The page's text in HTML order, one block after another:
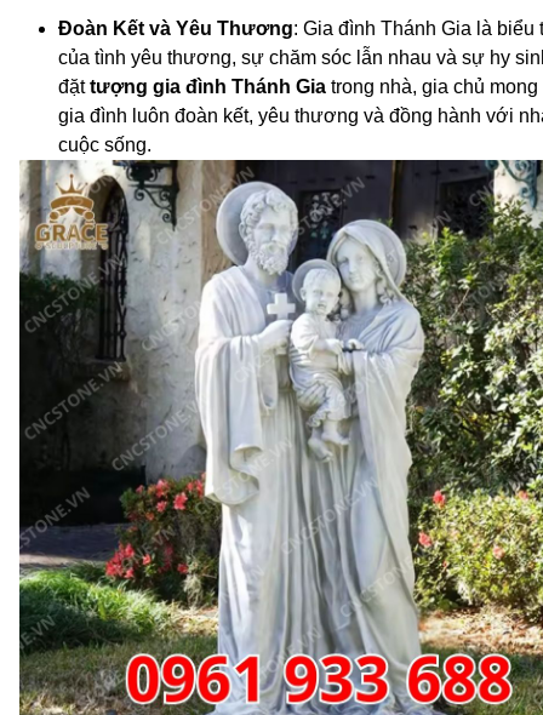
Đoàn Kết và Yêu Thương: Gia đình Thánh Gia là biểu
của tình yêu thương, sự chăm sóc lẫn nhau và sự hy
đặttượng gia đình Thánh Gia trong nhà, gia chủ mong
gia đình luôn đoàn kết, yêu thương và đồng hành với
cuộc sống.